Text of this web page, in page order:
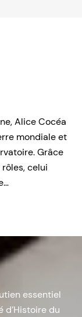
Alice Cocéa
mondiale et
Grâce
celui
essentiel
du